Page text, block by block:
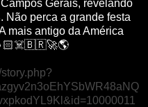
Gerais, revelando
Não perca a grande festa
mais antigo da América